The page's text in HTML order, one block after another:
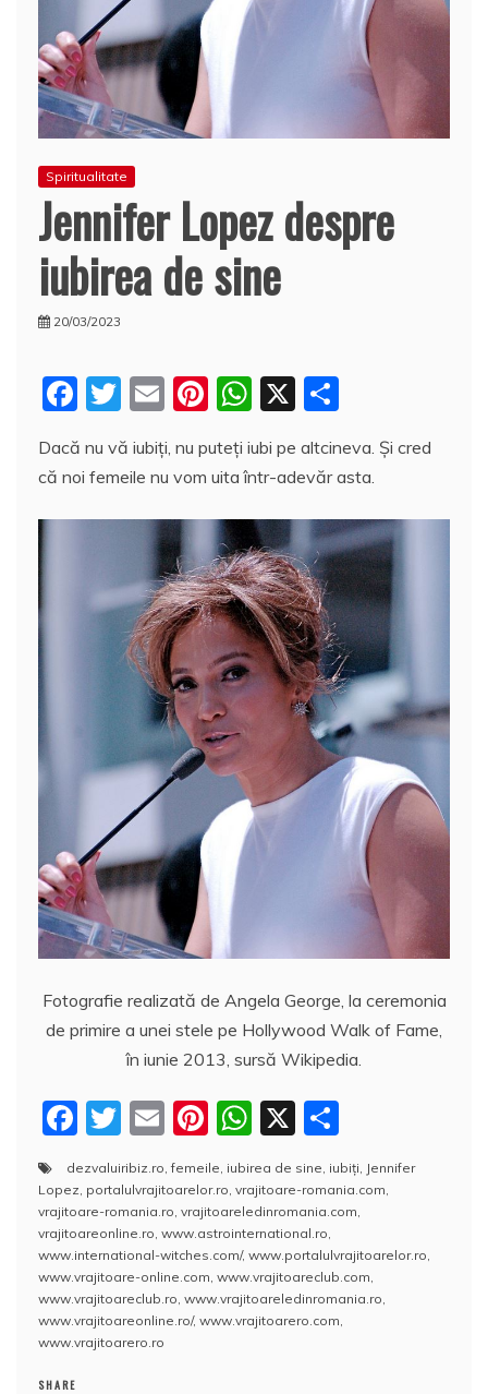
Spiritualitate
Jennifer Lopez despre
iubirea de sine
20/03/2023
F
c
e
b
o
T
itt
er
E
ai
l
Pi
er
e
st
W
at
s
A
p
p
X
rt
aj
e
a
z
ă
Dacă nu vă iubiţi, nu puteţi iubi pe altcineva. Și cred
că noi femeile nu vom uita într-adevăr asta.
Fotografie realizată de Angela George, la ceremonia
de primire a unei stele pe Hollywood Walk of Fame,
în iunie 2013, sursă Wikipedia.
F
c
e
b
o
o
k
T
w
itt
er
E
m
ai
l
Pi
nt
er
e
st
W
at
s
A
p
p
X
a
rt
aj
e
a
z
dezvaluiribiz.ro,femeile, iubirea de sine, iubiţi, Jennifer
Lopez, portalulvrajitoarelor.ro, vrajitoare-romania.com,
vrajitoare-romania.ro, vrajitoareledinromania.com,
vrajitoareonline.ro, www.astrointernational.ro,
www.international-witches.com/, www.portalulvrajitoarelor.ro,
www.vrajitoare-online.com, www.vrajitoareclub.com,
www.vrajitoareclub.ro, www.vrajitoareledinromania.ro,
www.vrajitoareonline.ro/, www.vrajitoarero.com,
www.vrajitoarero.ro
SHARE